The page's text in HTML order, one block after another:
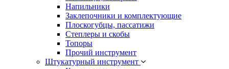
Напильники
Заклепочники и комплектующие
Плоскогубцы, пассатижи
Степлеры и скобы
Топоры
Прочий инструмент
Штукатурный инструмент